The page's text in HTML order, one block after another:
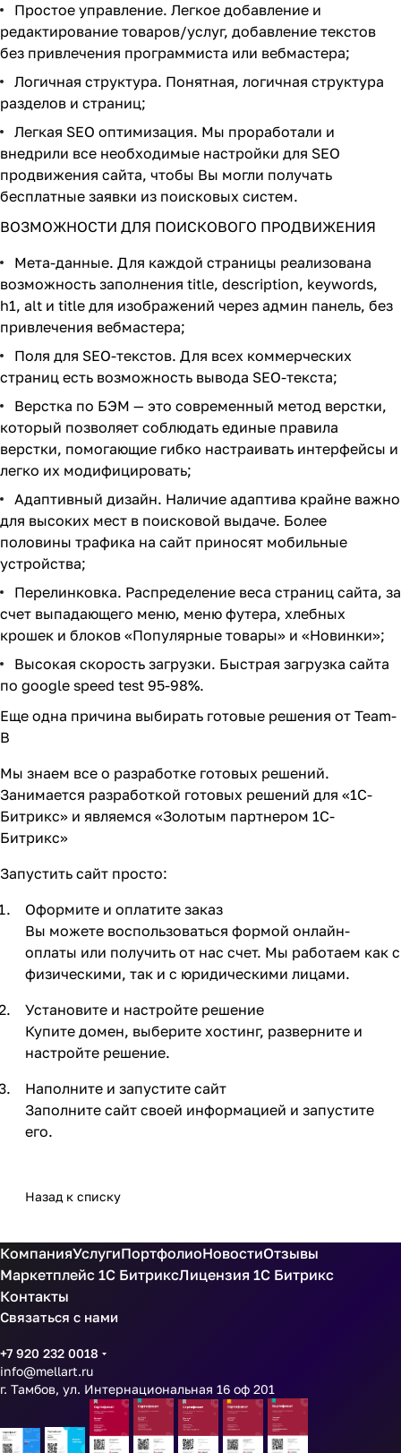
Простое управление. Легкое добавление и
редактирование товаров/услуг, добавление текстов
без привлечения программиста или вебмастера;
Логичная структура. Понятная, логичная структура
разделов и страниц;
Легкая SEO оптимизация. Мы проработали и
внедрили все необходимые настройки для SEO
продвижения сайта, чтобы Вы могли получать
бесплатные заявки из поисковых систем.
ВОЗМОЖНОСТИ ДЛЯ ПОИСКОВОГО ПРОДВИЖЕНИЯ
Мета-данные. Для каждой страницы реализована
возможность заполнения title, description, keywords,
h1, alt и title для изображений через админ панель, без
привлечения вебмастера;
Поля для SEO-текстов. Для всех коммерческих
страниц есть возможность вывода SEO-текста;
Верстка по БЭМ — это современный метод верстки,
который позволяет соблюдать единые правила
верстки, помогающие гибко настраивать интерфейсы и
легко их модифицировать;
Адаптивный дизайн. Наличие адаптива крайне важно
для высоких мест в поисковой выдаче. Более
половины трафика на сайт приносят мобильные
устройства;
Перелинковка. Распределение веса страниц сайта, за
счет выпадающего меню, меню футера, хлебных
крошек и блоков «Популярные товары» и «Новинки»;
Высокая скорость загрузки. Быстрая загрузка сайта
по google speed test 95-98%.
Еще одна причина выбирать готовые решения от Team-
B
Мы знаем все о разработке готовых решений.
Занимается разработкой готовых решений для «1С-
Битрикс» и являемся «Золотым партнером 1С-
Битрикс»
Запустить сайт просто:
Оформите и оплатите заказ
Вы можете воспользоваться формой онлайн-
оплаты или получить от нас счет. Мы работаем как с
физическими, так и с юридическими лицами.
Установите и настройте решение
Купите домен, выберите хостинг, разверните и
настройте решение.
Наполните и запустите сайт
Заполните сайт своей информацией и запустите
его.
Назад к списку
КомпанияУслугиПортфолиоНовостиОтзывы
Маркетплейс 1С БитриксЛицензия 1С Битрикс
Контакты
Связаться с нами
+7 920 232 0018
info@mellart.ru
г. Тамбов, ул. Интернациональная 16 оф 201